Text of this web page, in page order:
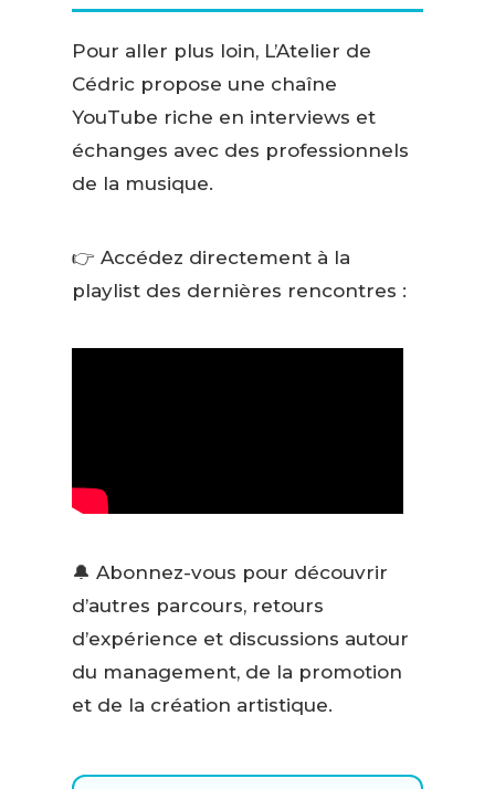
Pour aller plus loin, L’Atelier de
Cédric propose une chaîne
YouTube riche en interviews et
échanges avec des professionnels
de la musique.
👉 Accédez directement à la
playlist des dernières rencontres :
🔔 Abonnez-vous pour découvrir
d’autres parcours, retours
d’expérience et discussions autour
du management, de la promotion
et de la création artistique.